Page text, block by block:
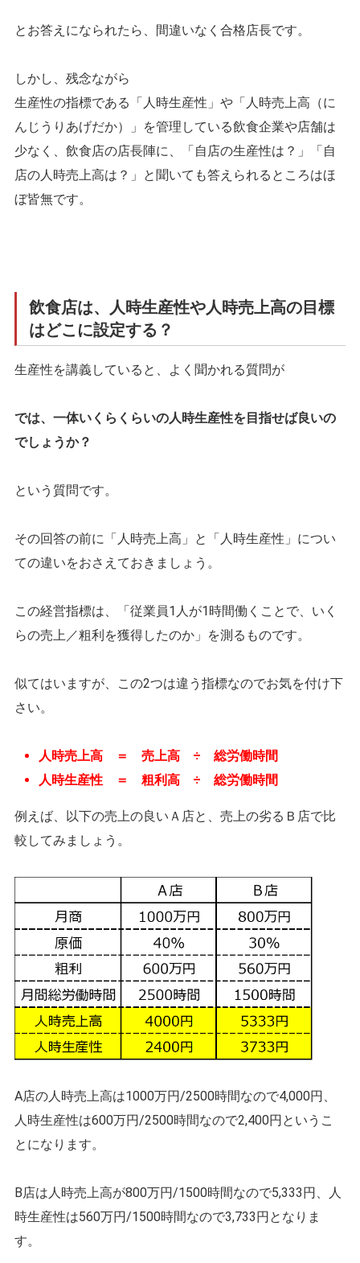
とお答えになられたら、間違いなく合格店長です。
しかし、残念ながら
生産性の指標である「人時生産性」や「人時売上高（に
んじうりあげだか）」を管理している飲食企業や店舗は
少なく、飲食店の店長陣に、「自店の生産性は？」「自
店の人時売上高は？」と聞いても答えられるところはほ
ぼ皆無です。
飲食店は、人時生産性や人時売上高の目標
はどこに設定する？
生産性を講義していると、よく聞かれる質問が
では、一体いくらくらいの人時生産性を目指せば良いの
でしょうか？
という質問です。
その回答の前に「人時売上高」と「人時生産性」につい
ての違いをおさえておきましょう。
この経営指標は、「従業員1人が1時間働くことで、いく
らの売上／粗利を獲得したのか」を測るものです。
似てはいますが、この2つは違う指標なのでお気を付け下
さい。
人時売上高 ＝ 売上高 ÷ 総労働時間
人時生産性 ＝ 粗利高 ÷ 総労働時間
例えば、以下の売上の良いＡ店と、売上の劣るＢ店で比
較してみましょう。
A店の人時売上高は1000万円/2500時間なので4,000円、
人時生産性は600万円/2500時間なので2,400円というこ
とになります。
B店は人時売上高が800万円/1500時間なので5,333円、人
時生産性は560万円/1500時間なので3,733円となりま
す。